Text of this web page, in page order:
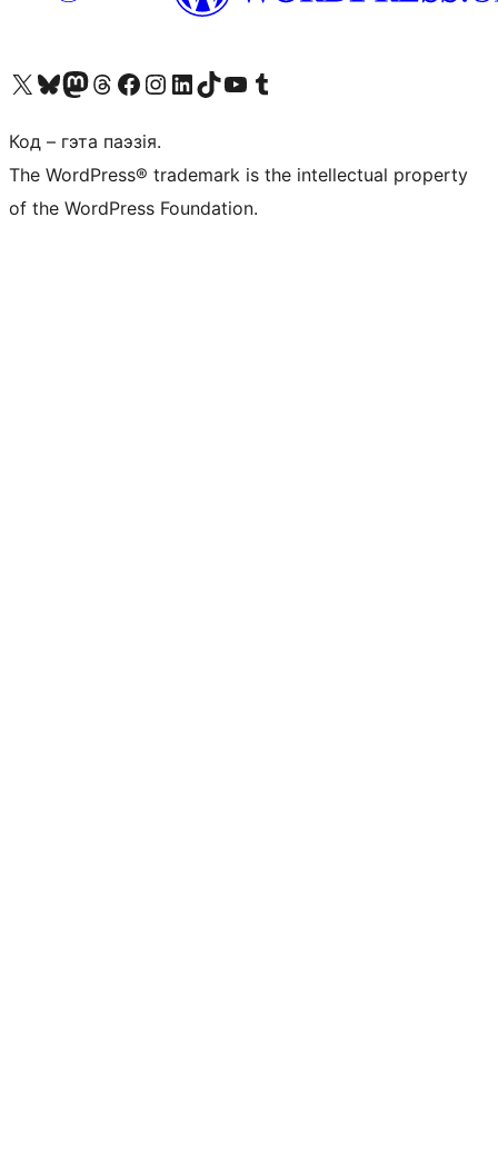
Наведайце наш акаўнт у X (былы Twitter)
Visit our Bluesky account
Visit our Mastodon account
Visit our Threads account
Наведаеце нашу старонку на Facebook
Наведайце наш Instagram
Наведайце нашу старонку ў LinkedIn
Visit our TikTok account
Наведайце наш YouTube каналVisit our Tumblr account
Код – гэта паэзія.
The WordPress® trademark is the intellectual property
of the WordPress Foundation.